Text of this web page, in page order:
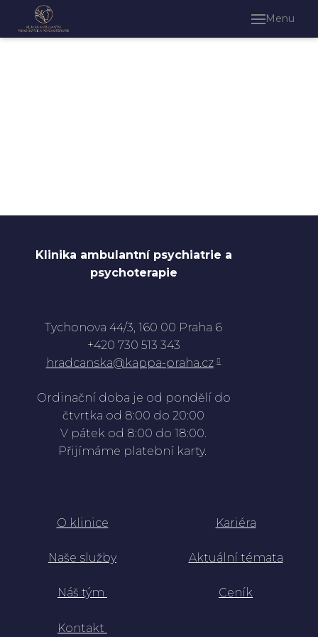
Menu
Klinika ambulantní psychiatrie a
psychoterapie
Tychonova 44/3, 160 00 Praha 6
+420 730 513 343
hradcanska@kappa-praha.cz
Ordinační doba je od pondělí do
čtvrtka od 8:00 do 20:00
V pátek od 8:00 do 18:00.
Přijímáme platební karty.
O klinice
Naše služby
Náš tým
Kontakt
Kariéra
Aktuální témata
Ceník